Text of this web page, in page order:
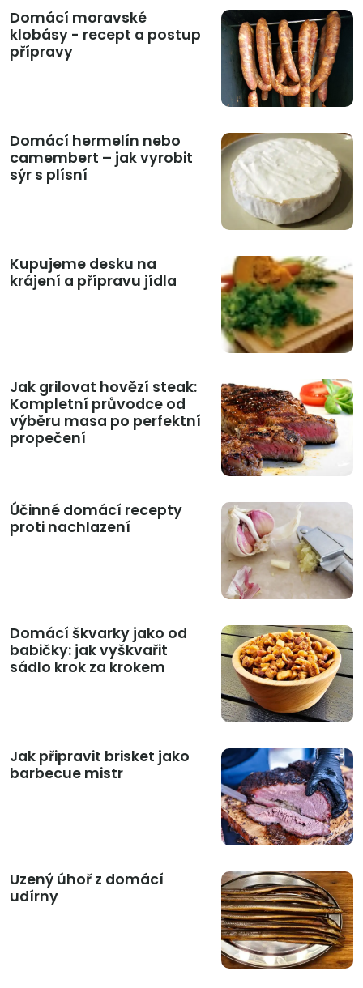
Domácí moravské
klobásy - recept a postup
přípravy
Domácí hermelín nebo
camembert – jak vyrobit
sýr s plísní
Kupujeme desku na
krájení a přípravu jídla
Jak grilovat hovězí steak:
Kompletní průvodce od
výběru masa po perfektní
propečení
Účinné domácí recepty
proti nachlazení
Domácí škvarky jako od
babičky: jak vyškvařit
sádlo krok za krokem
Jak připravit brisket jako
barbecue mistr
Uzený úhoř z domácí
udírny